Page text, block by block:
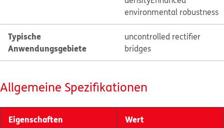
environmental robustness
Typische
Anwendungsgebiete
uncontrolled rectifier
bridges
Allgemeine Spezifikationen
Eigenschaften Wert